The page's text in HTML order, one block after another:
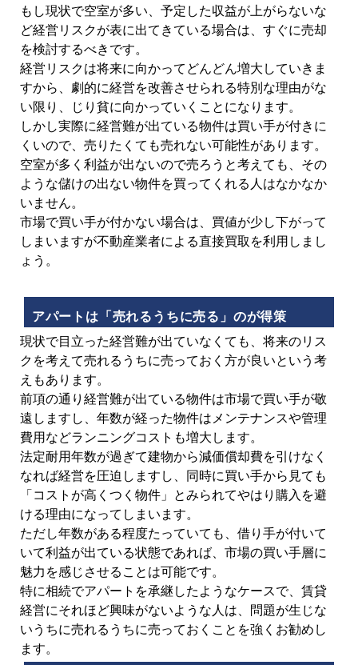
もし現状で空室が多い、予定した収益が上がらないな
ど経営リスクが表に出てきている場合は、すぐに売却
を検討するべきです。
経営リスクは将来に向かってどんどん増大していきま
すから、劇的に経営を改善させられる特別な理由がな
い限り、じり貧に向かっていくことになります。
しかし実際に経営難が出ている物件は買い手が付きに
くいので、売りたくても売れない可能性があります。
空室が多く利益が出ないので売ろうと考えても、その
ような儲けの出ない物件を買ってくれる人はなかなか
いません。
市場で買い手が付かない場合は、買値が少し下がって
しまいますが不動産業者による直接買取を利用しまし
ょう。
アパートは「売れるうちに売る」のが得策
現状で目立った経営難が出ていなくても、将来のリス
クを考えて売れるうちに売っておく方が良いという考
えもあります。
前項の通り経営難が出ている物件は市場で買い手が敬
遠しますし、年数が経った物件はメンテナンスや管理
費用などランニングコストも増大します。
法定耐用年数が過ぎて建物から減価償却費を引けなく
なれば経営を圧迫しますし、同時に買い手から見ても
「コストが高くつく物件」とみられてやはり購入を避
ける理由になってしまいます。
ただし年数がある程度たっていても、借り手が付いて
いて利益が出ている状態であれば、市場の買い手層に
魅力を感じさせることは可能です。
特に相続でアパートを承継したようなケースで、賃貸
経営にそれほど興味がないような人は、問題が生じな
いうちに売れるうちに売っておくことを強くお勧めし
ます。